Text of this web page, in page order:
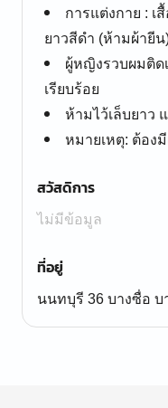
การแต่งกาย : เ
ยาวสีดำ (ห้ามผ้ายี
ผู้หญิงรวบผมติด
เรียบร้อย
ห้ามไว้เล็บยาว
หมายเหตุ: ต้อง
สวัสดิการ
ไม่มีข้อมูล
ที่อยู่
นนทบุรี 36 บางซื่อ บ